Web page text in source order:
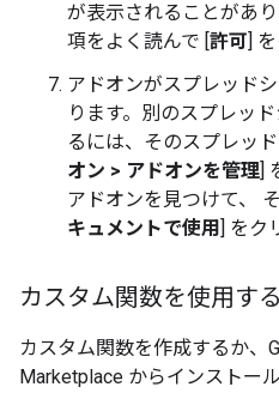
が表示されることがあ
項をよく読んで [許可]
アドオンがスプレッド
ります。別のスプレッ
るには、そのスプレッ
オン > アドオンを管理]
アドオンを見つけて、
キュメントで使用] をク
カスタム関数を使用する
カスタム関数を作成するか、
Marketplace からインストー